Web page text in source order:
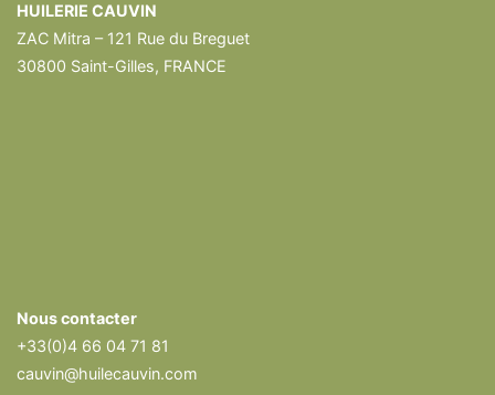
HUILERIE CAUVIN
ZAC Mitra – 121 Rue du Breguet
30800 Saint-Gilles, FRANCE
Nous contacter
+33(0)4 66 04 71 81
cauvin@huilecauvin.com